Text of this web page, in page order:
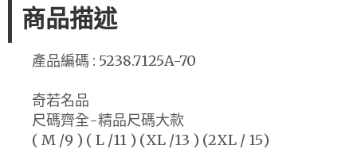
商品描述
產品編碼 : 5238.7125A-70
奇若名品
尺碼齊全-精品尺碼大款
( M /9 ) ( L /11 ) (XL /13 ) (2XL / 15)